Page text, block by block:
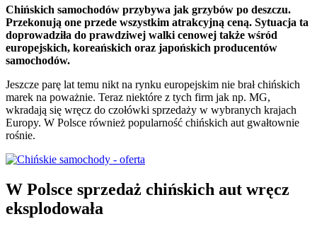
Chińskich samochodów przybywa jak grzybów po deszczu.
Przekonują one przede wszystkim atrakcyjną ceną. Sytuacja ta
doprowadziła do prawdziwej walki cenowej także wśród
europejskich, koreańskich oraz japońskich producentów
samochodów.
Jeszcze parę lat temu nikt na rynku europejskim nie brał chińskich
marek na poważnie. Teraz niektóre z tych firm jak np. MG,
wkradają się wręcz do czołówki sprzedaży w wybranych krajach
Europy. W Polsce również popularność chińskich aut gwałtownie
rośnie.
W Polsce sprzedaż chińskich aut wręcz
eksplodowała